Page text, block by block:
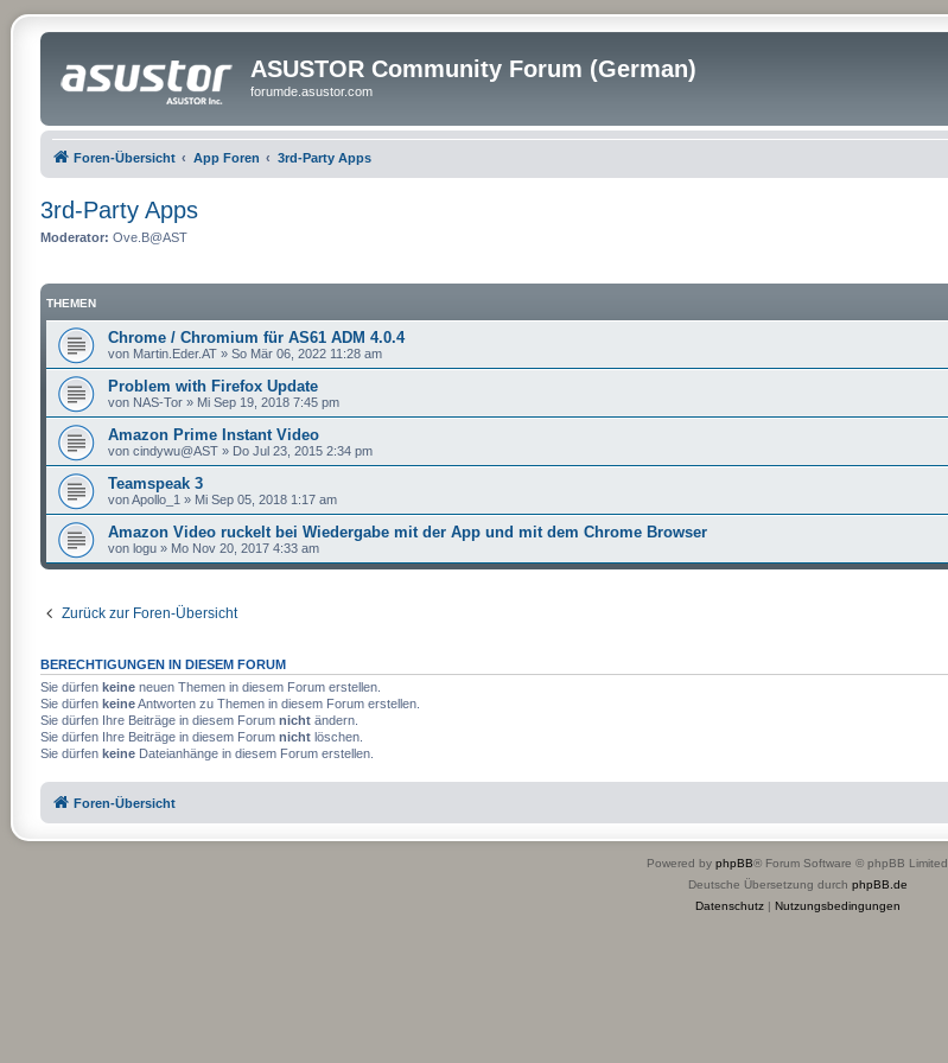
ASUSTOR Community Forum (German)
forumde.asustor.com
Foren-Übersicht App Foren 3rd-Party Apps
3rd-Party Apps
Moderator: Ove.B@AST
THEMEN
Chrome / Chromium für AS61 ADM 4.0.4
von Martin.Eder.AT» So Mär 06, 2022 11:28 am
Problem with Firefox Update
von NAS-Tor» Mi Sep 19, 2018 7:45 pm
Amazon Prime Instant Video
von cindywu@AST» Do Jul 23, 2015 2:34 pm
Teamspeak 3
vonApollo_1 » Mi Sep 05, 2018 1:17 am
Amazon Video ruckelt bei Wiedergabe mit der App und mit dem Chrome Browser
von logu» Mo Nov 20, 2017 4:33 am
Zurück zur Foren-Übersicht
BERECHTIGUNGEN IN DIESEM FORUM
Sie dürfen keineneuen Themen in diesem Forum erstellen.
Sie dürfen keineAntworten zu Themen in diesem Forum erstellen.
Sie dürfen Ihre Beiträge in diesem Forum nichtändern.
Sie dürfen Ihre Beiträge in diesem Forum nichtlöschen.
Sie dürfen keineDateianhänge in diesem Forum erstellen.
Foren-Übersicht
Powered by phpBB® Forum Software © phpBB Limited
Deutsche Übersetzung durch phpBB.de
Datenschutz| Nutzungsbedingungen